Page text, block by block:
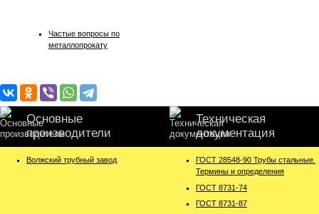
Частые вопросы по
металлопрокату
Основные
производители
Техническая
документация
Волжский трубный завод
ГОСТ 28548-90 Трубы стальные.
Термины и определения
ГОСТ 8731-74
ГОСТ 8731-87